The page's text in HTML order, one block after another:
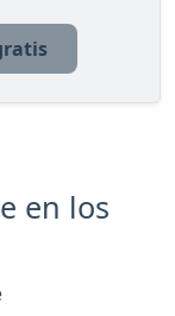
en los